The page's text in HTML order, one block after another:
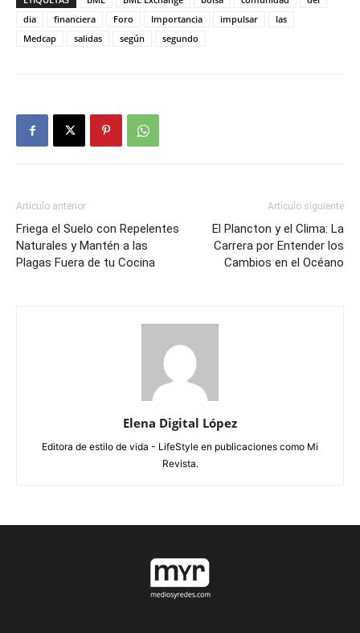
dia
financiera Foro Importancia impulsar
las
Medcap
salidas según segundo
Artículo anterior
Friega el Suelo con Repelentes
Naturales y Mantén a las
Plagas Fuera de tu Cocina
Artículo siguiente
El Plancton y el Clima: La
Carrera por Entender los
Cambios en el Océano
Elena Digital López
Editora de estilo de vida - LifeStyle en publicaciones como Mi
Revista.